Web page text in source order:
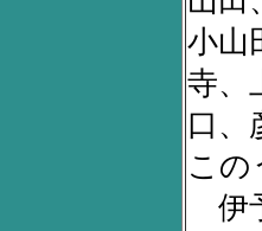
小山
寺、
口、
この
伊